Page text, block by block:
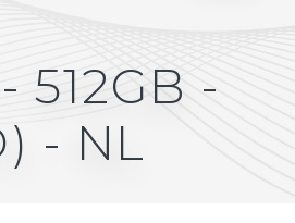
512GB -
- NL